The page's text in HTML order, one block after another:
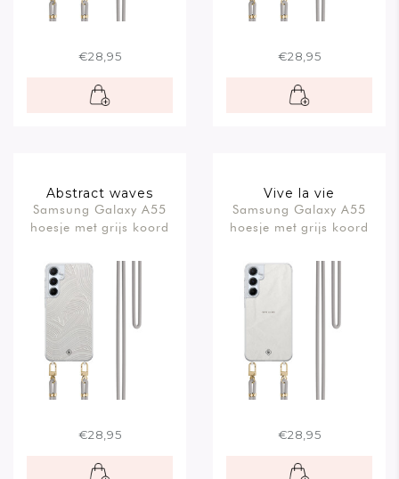
€28,95 €28,95
Abstract waves
Samsung Galaxy A55
hoesje met grijs koord
€28,95
Vive la vie
Samsung Galaxy A55
hoesje met grijs koord
€28,95